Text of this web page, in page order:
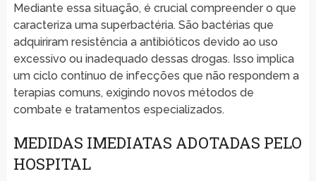
Mediante essa situação, é crucial compreender o que
caracteriza uma superbactéria. São bactérias que
adquiriram resistência a antibióticos devido ao uso
excessivo ou inadequado dessas drogas. Isso implica
um ciclo contínuo de infecções que não respondem a
terapias comuns, exigindo novos métodos de
combate e tratamentos especializados.
MEDIDAS IMEDIATAS ADOTADAS PELO
HOSPITAL